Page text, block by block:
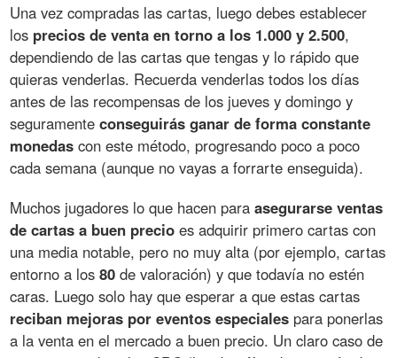
Una vez compradas las cartas, luego debes establecer
los precios de venta en torno a los 1.000 y 2.500,
dependiendo de las cartas que tengas y lo rápido que
quieras venderlas. Recuerda venderlas todos los días
antes de las recompensas de los jueves y domingo y
seguramenteconseguirás ganar de forma constante
monedas con este método, progresando poco a poco
cada semana (aunque no vayas a forrarte enseguida).
Muchos jugadores lo que hacen paraasegurarse ventas
de cartas a buen precio es adquirir primero cartas con
una media notable, pero no muy alta (por ejemplo, cartas
entorno a los80 de valoración) y que todavía no estén
caras. Luego solo hay que esperar a que estas cartas
reciban mejoras por eventos especiales para ponerlas
a la venta en el mercado a buen precio. Un claro caso de